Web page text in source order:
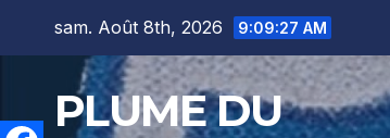
sam. Août 8th, 2026 9:09:28 AM
PLUME DU